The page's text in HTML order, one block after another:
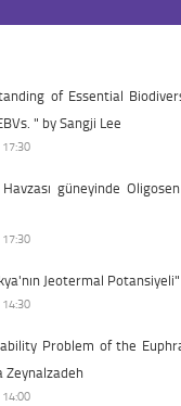
of Essential
" by Sangji Lee
17:30
güneyinde
17:30
Jeotermal
14:30
Problem of the
Zeynalzadeh
14:00